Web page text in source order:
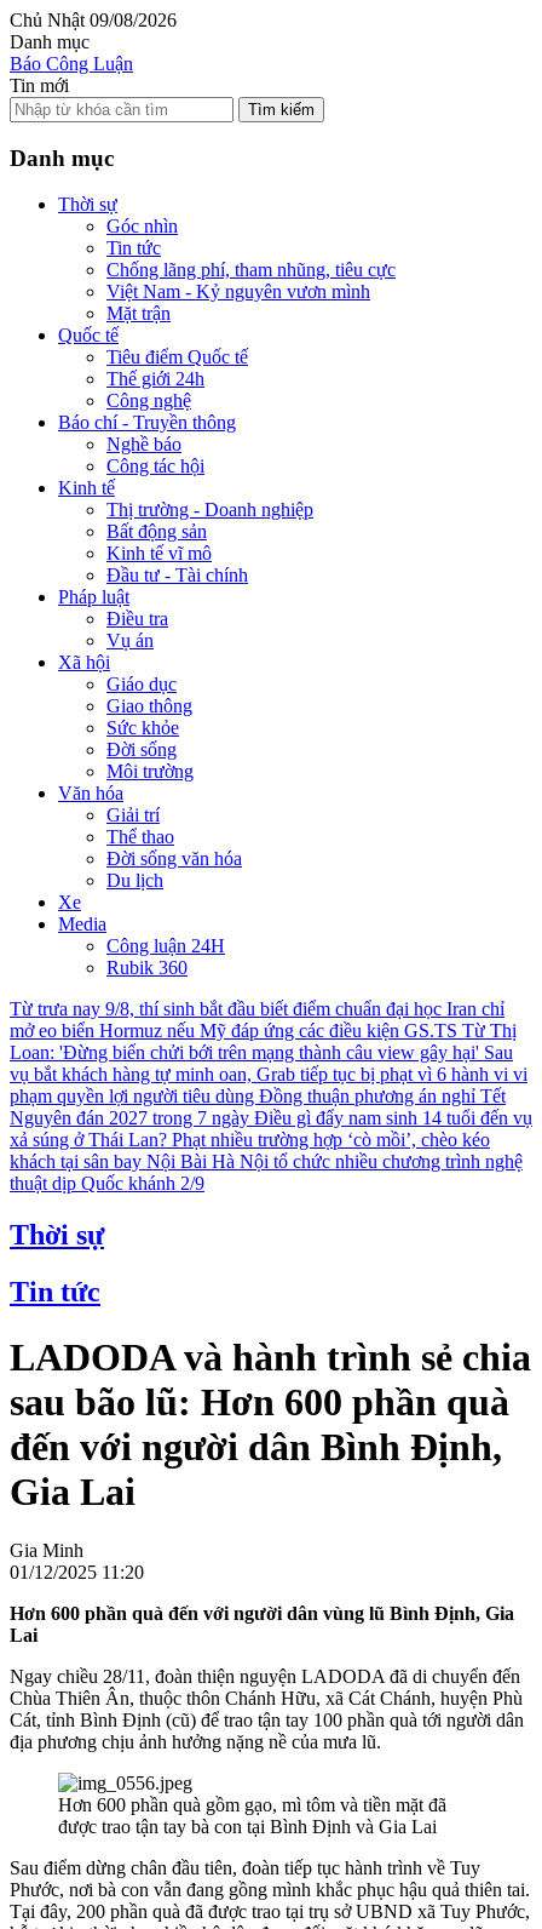
Chủ Nhật 09/08/2026
Danh mục
Báo Công Luận
Tin mới
Tìm kiếm
Danh mục
Thời sự
Góc nhìn
Tin tức
Chống lãng phí, tham nhũng, tiêu cực
Việt Nam - Kỷ nguyên vươn mình
Mặt trận
Quốc tế
Tiêu điểm Quốc tế
Thế giới 24h
Công nghệ
Báo chí - Truyền thông
Nghề báo
Công tác hội
Kinh tế
Thị trường - Doanh nghiệp
Bất động sản
Kinh tế vĩ mô
Đầu tư - Tài chính
Pháp luật
Điều tra
Vụ án
Xã hội
Giáo dục
Giao thông
Sức khỏe
Đời sống
Môi trường
Văn hóa
Giải trí
Thể thao
Đời sống văn hóa
Du lịch
Xe
Media
Công luận 24H
Rubik 360
Từ trưa nay 9/8, thí sinh bắt đầu biết điểm chuẩn đại học Iran chỉ
mở eo biển Hormuz nếu Mỹ đáp ứng các điều kiện GS.TS Từ Thị
Loan: 'Đừng biến chửi bới trên mạng thành câu view gây hại' Sau
vụ bắt khách hàng tự minh oan, Grab tiếp tục bị phạt vì 6 hành vi vi
phạm quyền lợi người tiêu dùng Đồng thuận phương án nghỉ Tết
Nguyên đán 2027 trong 7 ngày Điều gì đẩy nam sinh 14 tuổi đến vụ
xả súng ở Thái Lan? Phạt nhiều trường hợp ‘cò mồi’, chèo kéo
khách tại sân bay Nội Bài Hà Nội tổ chức nhiều chương trình nghệ
thuật dịp Quốc khánh 2/9
Thời sự
Tin tức
LADODA và hành trình sẻ chia
sau bão lũ: Hơn 600 phần quà
đến với người dân Bình Định,
Gia Lai
Gia Minh
01/12/2025 11:20
Hơn 600 phần quà đến với người dân vùng lũ Bình Định, Gia
Lai
Ngay chiều 28/11, đoàn thiện nguyện LADODA đã di chuyển đến
Chùa Thiên Ân, thuộc thôn Chánh Hữu, xã Cát Chánh, huyện Phù
Cát, tỉnh Bình Định (cũ) để trao tận tay 100 phần quà tới người dân
địa phương chịu ảnh hưởng nặng nề của mưa lũ.
Hơn 600 phần quà gồm gạo, mì tôm và tiền mặt đã
được trao tận tay bà con tại Bình Định và Gia Lai
Sau điểm dừng chân đầu tiên, đoàn tiếp tục hành trình về Tuy
Phước, nơi bà con vẫn đang gồng mình khắc phục hậu quả thiên tai.
Tại đây, 200 phần quà đã được trao tại trụ sở UBND xã Tuy Phước,